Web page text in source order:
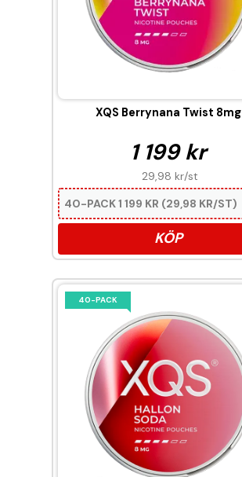
XQS Berrynana Twist 8mg
1 199 kr
29,98 kr/st
KÖP
40-PACK